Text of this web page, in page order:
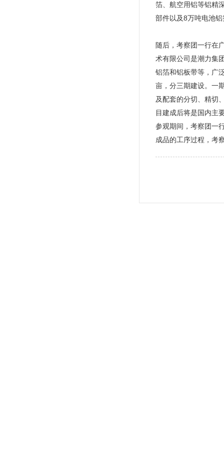
箔、航空用铝等铝精
部件以及8万吨电池
随后，考察团一行在
术有限公司是潮力集
铝箔和铝板带等，广
亩，分三期建设。一
及配套的分切、精切
目建成后将是国内主
参观期间，考察团一
成品的工序过程，考